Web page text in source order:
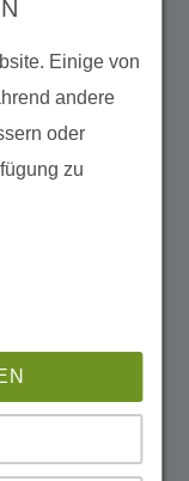
DIE
Bei
Arbeiten zur
Rahmen von
ist es, den
damit
Einige von
andere
oder
zu